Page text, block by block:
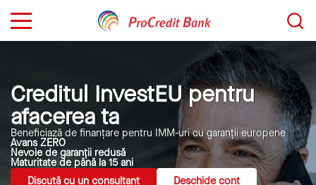
Creditul InvestEU pentru
afacerea ta
Beneficiază de finanțare pentru IMM-uri cu garanții europene
Avans ZERO
Nevoie de garanții redusă
Maturitate de până la 15 ani
Discută cu un consultant
Deschide cont